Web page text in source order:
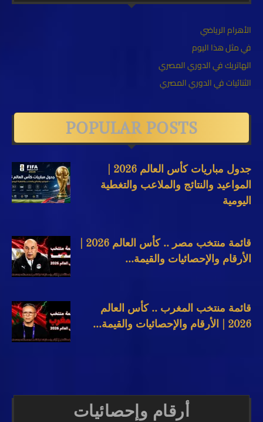
الأهرام الرياضي
في مثل هذا اليوم
الهاتريك في الدوري المصري
الثنائيات في الدوري المصري
POPULAR POSTS
المواعيد والنتائج والملاعب والتغطية
اليومية
الأرقام والإحصائيات والقيمة...
قائمة منتخب المغرب .. كأس العالم
2026 | الأرقام والإحصائيات والقيمة...
أرقام وإحصائيات